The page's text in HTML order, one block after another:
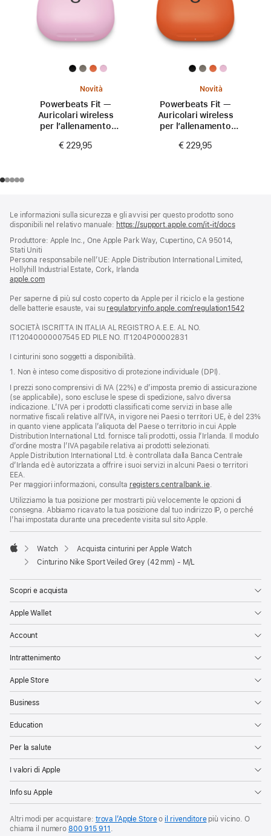
Novità
Powerbeats Fit —
Auricolari wireless
per l’allenamento
perfetta —
€ 229,95
Novità
Powerbeats Fit —
Auricolari wireless
per l’allenamento
perfetta —
€ 229,95
di
pagina
a
piè
di
pagina
Le informazioni sulla sicurezza e gli avvisi per questo prodotto sono
disponibili nel relativo manuale: https://support.apple.com/it-it/docs(si
finestra)
Produttore: Apple Inc., One Apple Park Way, Cupertino, CA 95014,
Stati Uniti
Persona responsabile nell’UE: Apple Distribution International Limited,
Hollyhill Industrial Estate, Cork, Irlanda
apple.com(si
una
nuova
Per saperne di più sul costo coperto da Apple per il riciclo e la gestione
delle batterie esauste, vai su regulatoryinfo.apple.com/regulation1542(si
SOCIETÀ ISCRITTA IN ITALIA AL REGISTRO A.E.E. AL NO.
IT12040000007545 ED PILE NO. IT1204P00002831
I cinturini sono soggetti a disponibilità.
1. Non è inteso come dispositivo di protezione individuale (DPI).
I prezzi sono comprensivi di IVA (22%) e d’imposta premio di assicurazione
(se applicabile), sono escluse le spese di spedizione, salvo diversa
indicazione. L’IVA per i prodotti classificati come servizi in base alle
normative fiscali relative all’IVA, in vigore nei Paesi o territori UE, è del 23%
in quanto viene applicata l’aliquota del Paese o territorio in cui Apple
Distribution International Ltd. fornisce tali prodotti, ossia l’Irlanda. Il modulo
d’ordine mostra l’IVA pagabile relativa ai prodotti selezionati.
Apple Distribution International Ltd. è controllata dalla Banca Centrale
d’Irlanda ed è autorizzata a offrire i suoi servizi in alcuni Paesi o territori
EEA.
Per maggiori informazioni, consulta registers.centralbank.ie.
Utilizziamo la tua posizione per mostrarti più velocemente le opzioni di
consegna. Abbiamo ricavato la tua posizione dal tuo indirizzo IP, o perché
l’hai impostata durante una precedente visita sul sito Apple.
Apple
Watch
Acquista cinturini per Apple Watch
Cinturino Nike Sport Veiled Grey (42 mm) - M/L
Scopri e acquista
Apple Wallet
Account
Intrattenimento
Apple Store
Business
Education
Per la salute
I valori di Apple
Info su Apple
Altri modi per acquistare: trova l’Apple Storeo il rivenditorepiù vicino. O
chiama il numero 800 915 911